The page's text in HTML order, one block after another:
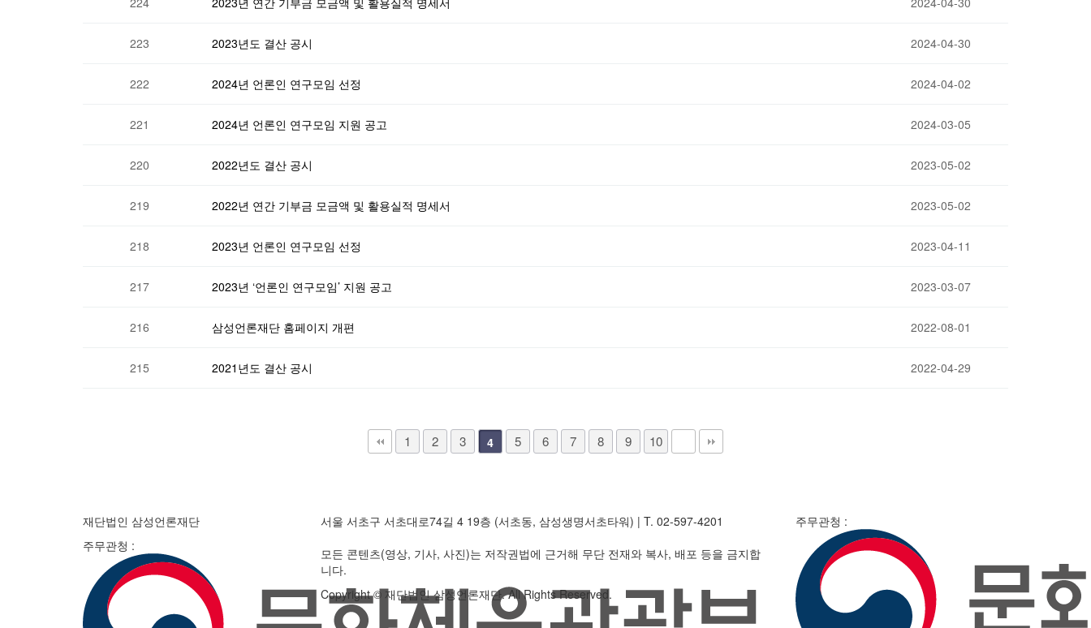
223 2023년도 결산 공시 2024-04-30
222 2024년 언론인 연구모임 선정 2024-04-02
221 2024년 언론인 연구모임 지원 공고 2024-03-05
220 2022년도 결산 공시 2023-05-02
219 2022년 연간 기부금 모금액 및 활용실적 명세서 2023-05-02
218 2023년 언론인 연구모임 선정 2023-04-11
217 2023년 ‘언론인 연구모임’ 지원 공고 2023-03-07
216 삼성언론재단 홈페이지 개편 2022-08-01
215 2021년도 결산 공시 2022-04-29
1 2 3 4 5 6 7 8 9 10
재단법인 삼성언론재단
주무관청 :
서울 서초구 서초대로74길 4 19층 (서초동, 삼성생명서초타워) | T. 02-597-4201
모든 콘텐츠(영상, 기사, 사진)는 저작권법에 근거해 무단 전재와 복사, 배포 등을 금지합
니다.
Copyright © 재단법인 삼성언론재단. All Rights Reserved.
주무관청 :